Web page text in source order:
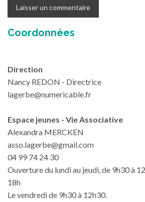
Coordonnées
Direction
Nancy REDON - Directrice
lagerbe@numericable.fr
Espace jeunes - Vie Associative
Alexandra MERCKEN
asso.lagerbe@gmail.com
04 99 74 24 30
Ouverture du lundi au jeudi, de 9h30 à
18h
Le vendredi de 9h30 à 12h30.